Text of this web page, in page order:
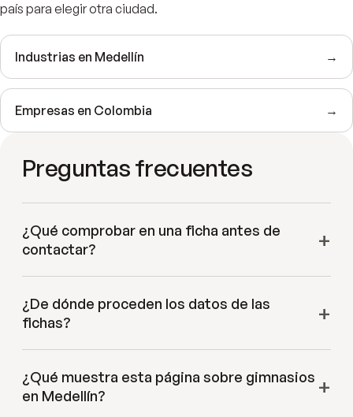
país para elegir otra ciudad.
Industrias en Medellín →
Empresas en Colombia →
Preguntas frecuentes
¿Qué comprobar en una ficha antes de
contactar?
¿De dónde proceden los datos de las
fichas?
¿Qué muestra esta página sobre gimnasios
en Medellín?